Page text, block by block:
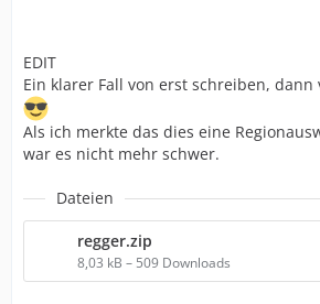
EDIT
Ein klarer Fall von erst schreiben,
Als ich merkte das dies eine
war es nicht mehr schwer.
Dateien
regger.zip
8,03 kB – 509 Downloads